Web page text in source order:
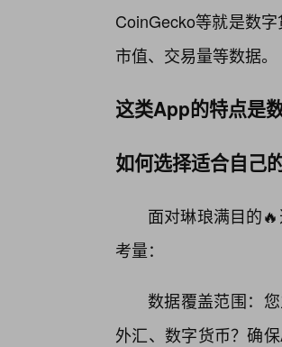
CoinGecko等就是数
市值、交易量等数据。
这类App的特点是
如何选择适合自己
面对琳琅满目的
考量：
数据覆盖范围：
外汇、数字货币？确